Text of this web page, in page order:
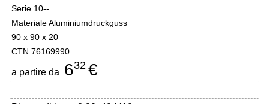
Serie 10--
Materiale Aluminiumdruckguss
90 x 90 x 20
CTN 76169990
a partire da 632 €